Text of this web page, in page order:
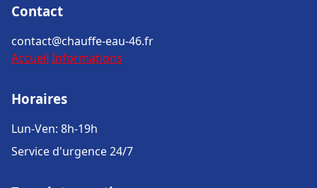
Contact
contact@chauffe-eau-46.fr
Accueil Informations
Horaires
Lun-Ven: 8h-19h
Service d'urgence 24/7